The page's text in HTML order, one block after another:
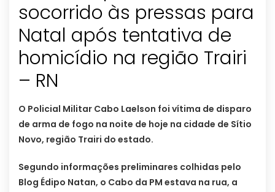
socorrido às pressas para
Natal após tentativa de
homicídio na região Trairi
– RN
O Policial Militar Cabo Laelson foi vítima de disparo
de arma de fogo na noite de hoje na cidade de Sítio
Novo, região Trairi do estado.
Segundo informações preliminares colhidas pelo
Blog Édipo Natan, o Cabo da PM estava na rua, a